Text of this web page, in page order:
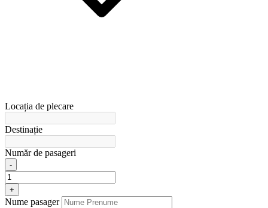
Locația de plecare
Destinație
Număr de pasageri
-
+
Nume pasager